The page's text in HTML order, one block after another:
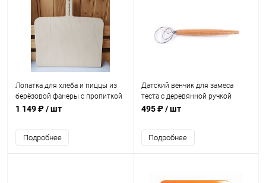
Лопатка для хлеба и пиццы из
берёзовой фанеры с пропиткой
(40х32 см)
1 149 ₽/ шт
Подробнее
Датский венчик для замеса
теста с деревянной ручкой
(33х8 см)
495 ₽/ шт
Подробнее